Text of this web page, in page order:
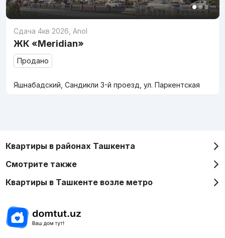
Сдача 4кв 2026 Anol
ЖК «Meridian»
Продано
Яшнабадский, Сандикли 3-й проезд, ул. Паркентская
Квартиры в районах Ташкента
Смотрите также
Квартиры в Ташкенте возле метро